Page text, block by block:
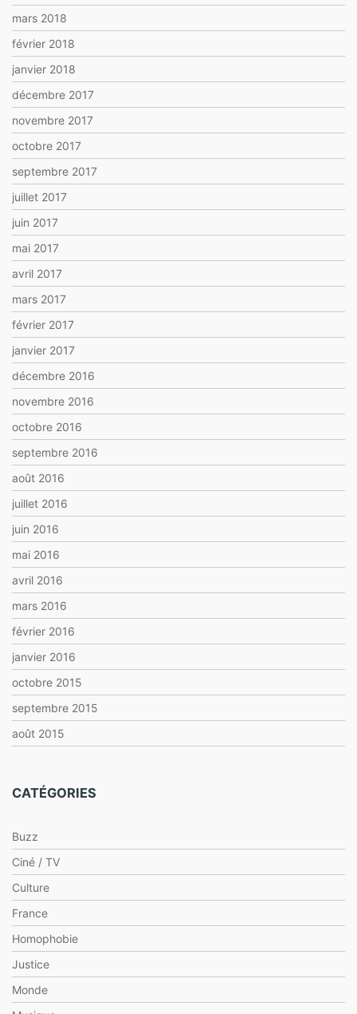
mars 2018
février 2018
janvier 2018
décembre 2017
novembre 2017
octobre 2017
septembre 2017
juillet 2017
juin 2017
mai 2017
avril 2017
mars 2017
février 2017
janvier 2017
décembre 2016
novembre 2016
octobre 2016
septembre 2016
août 2016
juillet 2016
juin 2016
mai 2016
avril 2016
mars 2016
février 2016
janvier 2016
octobre 2015
septembre 2015
août 2015
CATÉGORIES
Buzz
Ciné / TV
Culture
France
Homophobie
Justice
Monde